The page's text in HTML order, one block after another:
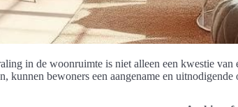
in de woonruimte is niet alleen een kwestie
kunnen bewoners een aangename en